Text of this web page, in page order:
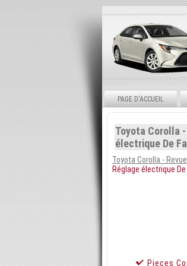
PAGE D'ACCUEIL
Toyota Corolla
électrique De
Toyota Corolla -
Réglage électrique
Pieces